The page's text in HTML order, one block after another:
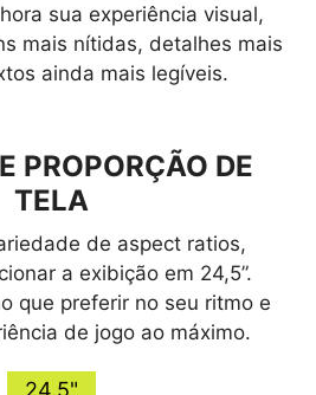
sua experiência visual,
mais nítidas, detalhes mais
ainda mais legíveis.
PROPORÇÃO DE
TELA
de aspect ratios,
a exibição em 24,5”.
que preferir no seu ritmo e
de jogo ao máximo.
24,5"